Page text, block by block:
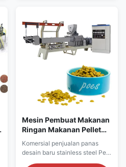
untuk membuat bentuk yang
berbeda sesuai dengan
kebutuhan spesifik ...
Mesin Pembuat Makanan
Ringan Makanan Pellet
Anjing Peliharaan
Stainless Steel
Komersial penjualan panas
desain baru stainless steel Pet
Dog snack Membuat Mesin